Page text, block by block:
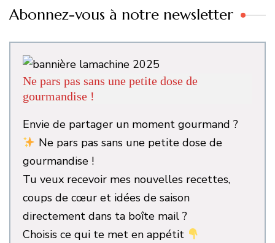
Abonnez-vous à notre newsletter
Ne pars pas sans une petite dose de
gourmandise !
Envie de partager un moment gourmand ?
Ne pars pas sans une petite dose de
gourmandise !
Tu veux recevoir mes nouvelles recettes,
coups de cœur et idées de saison
directement dans ta boîte mail ?
Choisis ce qui te met en appétit